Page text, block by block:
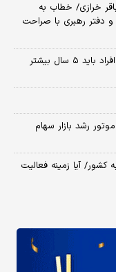
خرازی/ خطاب به
رهبری با صراحت
جزئیات صدور احکام بازنشستگی اعلام شد/ این افراد باید ۵ سال بیشتر
بورس فردا شنبه ۱۷ مردادماه ۱۴۰۵/ موتور رشد بازار سهام
کشور/ آیا زمینه فعالیت